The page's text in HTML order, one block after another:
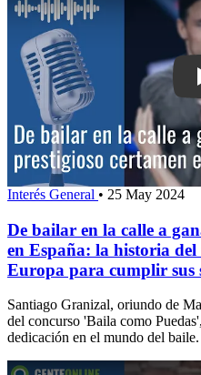
Interés General • 25 May 2024
De bailar en la calle a
en España: la historia
Europa para cumplir sus
Santiago Granizal, oriundo de
del concurso 'Baila como
dedicación en el mundo del baile.